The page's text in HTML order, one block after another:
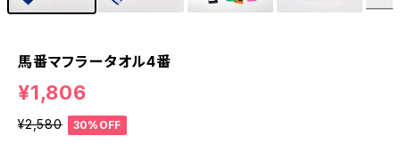
馬番マフラータオル4番
¥1,806
¥2,580 30%OFF